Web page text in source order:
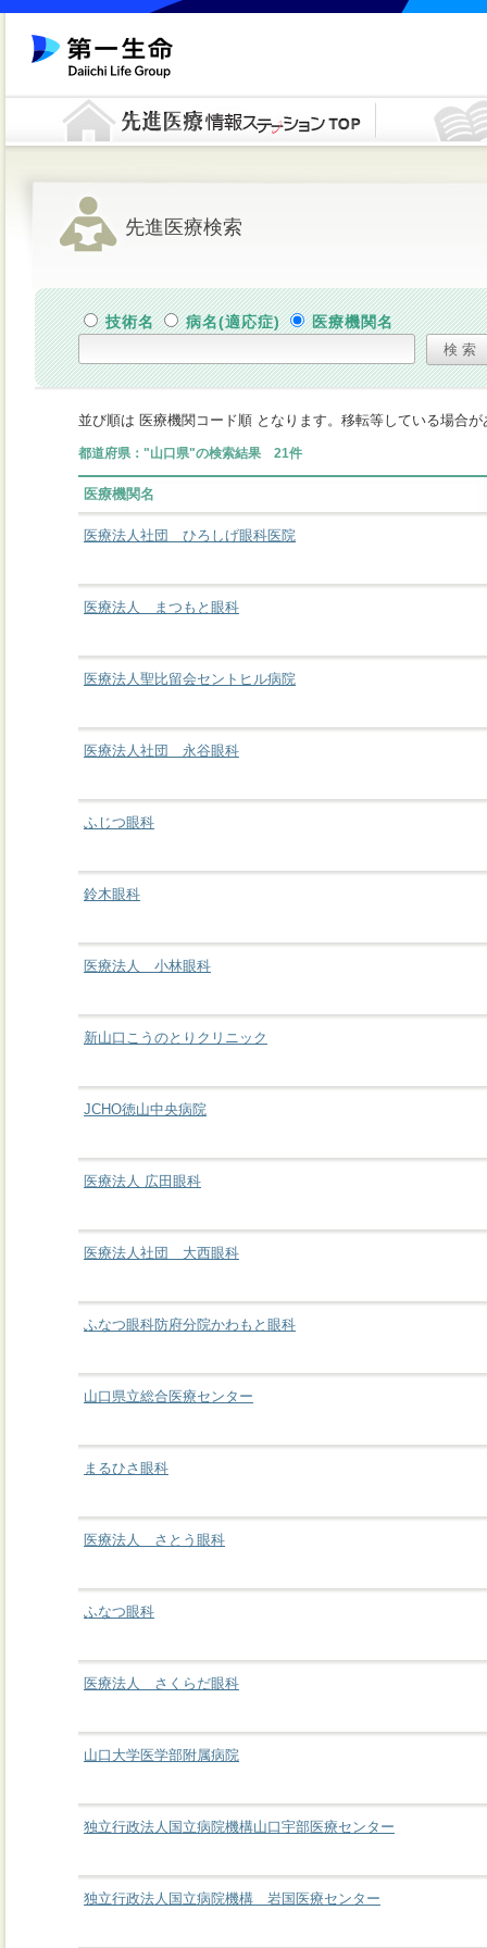
先進医療検索
技術名 病名(適応症) 医療機関名
並び順は 医療機関コード順 となります。移転等している場合
都道府県："山口県"の検索結果 21件
医療機関名
医療法人社団 ひろしげ眼科医院
医療法人 まつもと眼科
医療法人聖比留会セントヒル病院
医療法人社団 永谷眼科
ふじつ眼科
鈴木眼科
医療法人 小林眼科
新山口こうのとりクリニック
JCHO徳山中央病院
医療法人 広田眼科
医療法人社団 大西眼科
ふなつ眼科防府分院かわもと眼科
山口県立総合医療センター
まるひさ眼科
医療法人 さとう眼科
ふなつ眼科
医療法人 さくらだ眼科
山口大学医学部附属病院
独立行政法人国立病院機構山口宇部医療センター
独立行政法人国立病院機構 岩国医療センター